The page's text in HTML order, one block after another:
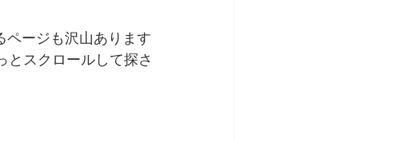
ページも沢山あります
とスクロールして探さ